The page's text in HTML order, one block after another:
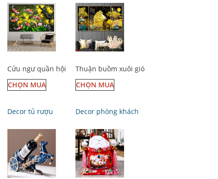
Cửu ngư quần hội
CHỌN MUA
Thuận buồm xuôi gió
CHỌN MUA
Decor tủ rượu Decor phòng khách